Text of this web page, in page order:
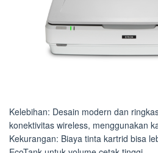
Kelebihan: Desain modern dan
konektivitas wireless, menggunakan
Kekurangan: Biaya tinta kartrid bisa